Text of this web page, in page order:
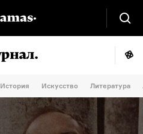
История Искусство Литература